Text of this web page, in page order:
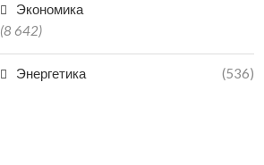
Экономика
(8 642)
Энергетика (536)